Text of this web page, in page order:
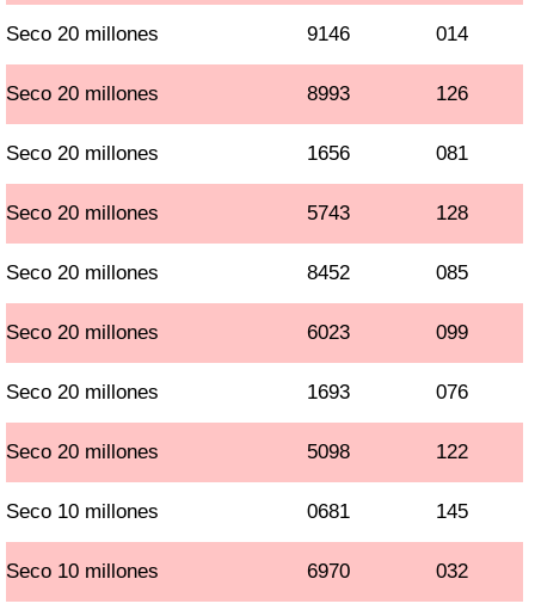
Seco 20 millones 9146 014
Seco 20 millones 8993 126
Seco 20 millones 1656 081
Seco 20 millones 5743 128
Seco 20 millones 8452 085
Seco 20 millones 6023 099
Seco 20 millones 1693 076
Seco 20 millones 5098 122
Seco 10 millones 0681 145
Seco 10 millones 6970 032